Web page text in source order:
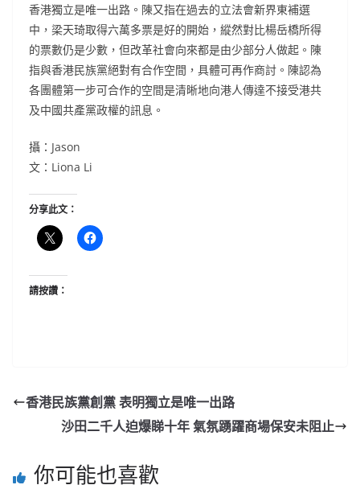
香港獨立是唯一出路。陳又指在過去的立法會新界東補選
中，梁天琦取得六萬多票是好的開始，縱然對比楊岳橋所得
的票數仍是少數，但改革社會向來都是由少部分人做起。陳
指與香港民族黨絕對有合作空間，具體可再作商討。陳認為
各團體第一步可合作的空間是清晰地向港人傳達不接受港共
及中國共產黨政權的訊息。
攝：Jason
文：Liona Li
分享此文：
請按讚：
香港民族黨創黨 表明獨立是唯一出路
沙田二千人迫爆睇十年 氣氛踴躍商場保安未阻止
你可能也喜歡